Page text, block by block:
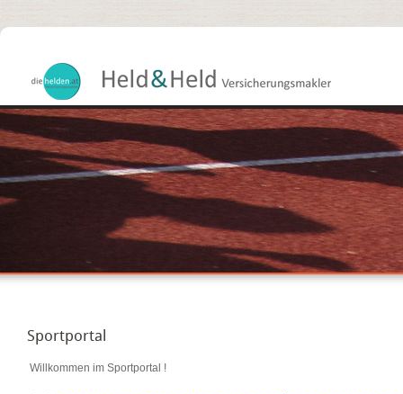
Sportportal
Willkommen im Sportportal !